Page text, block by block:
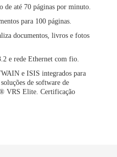
de até 70 páginas por minuto.
para 100 páginas.
documentos, livros e fotos
e rede Ethernet com fio.
e ISIS integrados para
de software de
VRS Elite. Certificação